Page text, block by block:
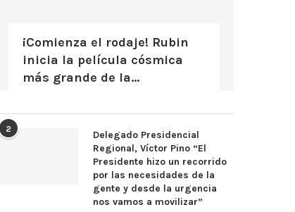
¡Comienza el rodaje! Rubin
inicia la película cósmica
más grande de la...
2
Delegado Presidencial
Regional, Víctor Pino “El
Presidente hizo un recorrido
por las necesidades de la
gente y desde la urgencia
nos vamos a movilizar”